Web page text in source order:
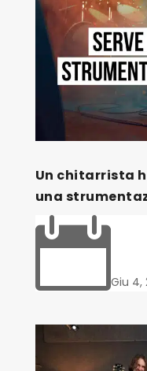
Un chitarrista
una
Giu 4,